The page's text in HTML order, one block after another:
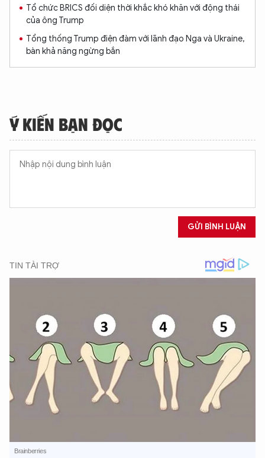
Tổ chức BRICS đối diện thời khắc khó khăn với động thái
của ông Trump
Tổng thống Trump điện đàm với lãnh đạo Nga và Ukraine,
bàn khả năng ngừng bắn
Ý KIẾN BẠN ĐỌC
GỬI BÌNH LUẬN